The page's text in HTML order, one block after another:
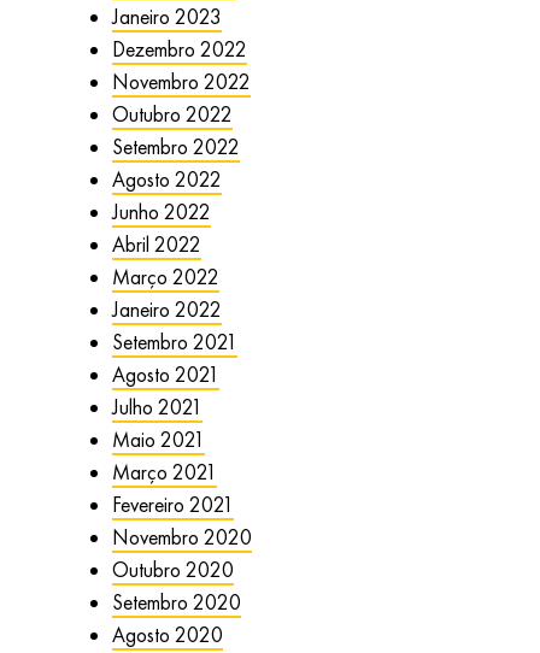
Janeiro 2023
Dezembro 2022
Novembro 2022
Outubro 2022
Setembro 2022
Agosto 2022
Junho 2022
Abril 2022
Março 2022
Janeiro 2022
Setembro 2021
Agosto 2021
Julho 2021
Maio 2021
Março 2021
Fevereiro 2021
Novembro 2020
Outubro 2020
Setembro 2020
Agosto 2020